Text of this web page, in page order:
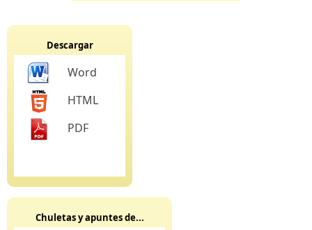
Descargar
Word
HTML
PDF
Chuletas y apuntes de...